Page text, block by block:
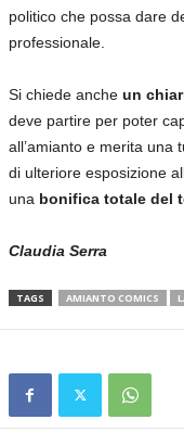
politico che possa dare
professionale.
Si chiede anche un
deve partire per poter
all’amianto e merita una
di ulteriore esposizione
una bonifica totale del
Claudia Serra
TAGS AMIANTO COMICS